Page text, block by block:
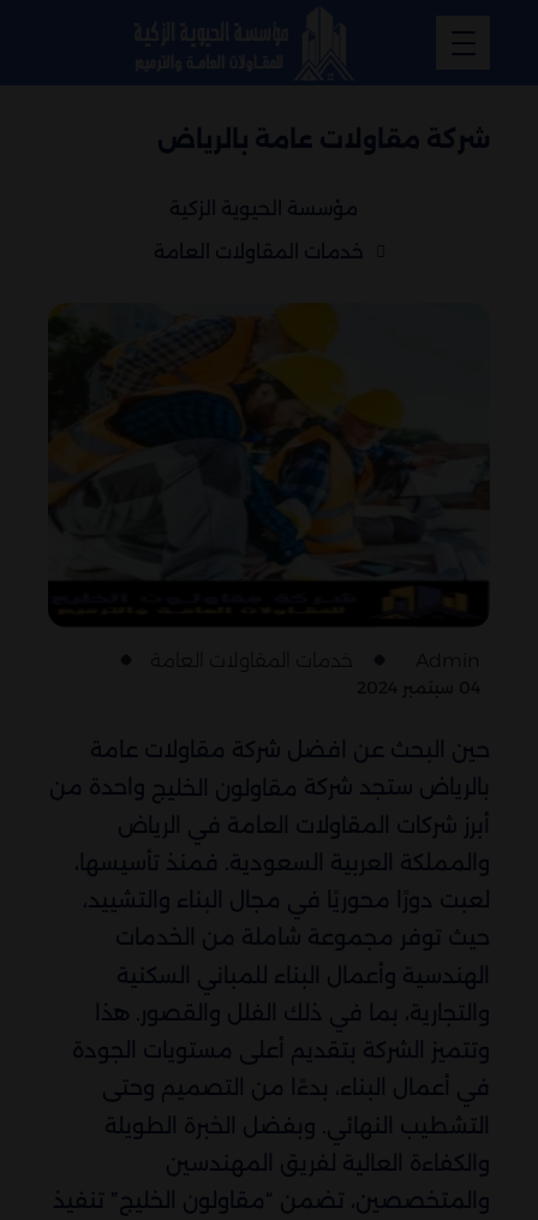
شركة مقاولات عامة بالرياض
مؤسسة الحيوية الزكية
خدمات المقاولات العامة
حين البحث عن افضل شركة مقاولات عامة
بالرياض ستجد شركة مقاولون الخليج واحدة من
أبرز شركات المقاولات العامة في الرياض
والمملكة العربية السعودية. فمنذ تأسيسها،
لعبت دورًا محوريًا في مجال البناء والتشييد،
حيث توفر مجموعة شاملة من الخدمات
الهندسية وأعمال البناء للمباني السكنية
والتجارية، بما في ذلك الفلل والقصور. هذا
وتتميز الشركة بتقديم أعلى مستويات الجودة
في أعمال البناء، بدءًا من التصميم وحتى
التشطيب النهائي. وبفضل الخبرة الطويلة
والكفاءة العالية لفريق المهندسين
والمتخصصين، تضمن “مقاولون الخليج” تنفيذ